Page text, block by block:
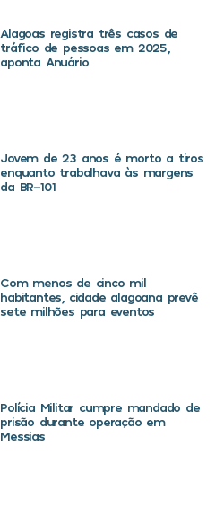
Alagoas registra três casos de
tráfico de pessoas em 2025,
aponta Anuário
Jovem de 23 anos é morto a tiros
enquanto trabalhava às margens
da BR-101
Com menos de cinco mil
habitantes, cidade alagoana prevê
sete milhões para eventos
Polícia Militar cumpre mandado de
prisão durante operação em
Messias